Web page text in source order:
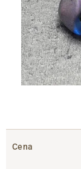
Cena